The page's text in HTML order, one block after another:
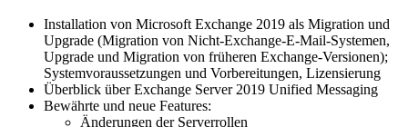
Installation von Microsoft Exchange 2019 als Migration und
Upgrade (Migration von Nicht-Exchange-E-Mail-Systemen,
Upgrade und Migration von früheren Exchange-Versionen);
Systemvoraussetzungen und Vorbereitungen, Lizensierung
Überblick über Exchange Server 2019 Unified Messaging
Bewährte und neue Features:
Änderungen der Serverrollen